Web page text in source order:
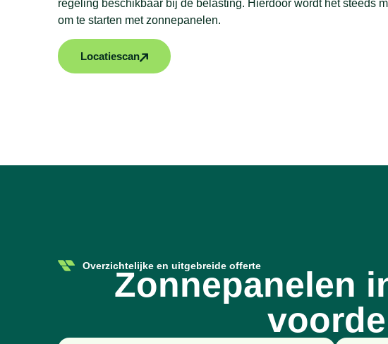
regeling beschikbaar bij de belasting. Hierdoor wordt het steeds
om te starten met zonnepanelen.
Locatiescan
Overzichtelijke en uitgebreide offerte
Zonnepanelen